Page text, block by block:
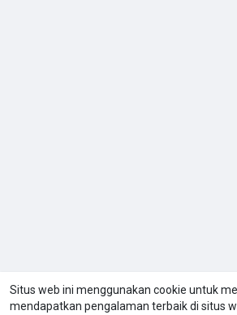
Situs web ini menggunakan cookie untuk
mendapatkan pengalaman terbaik di situs